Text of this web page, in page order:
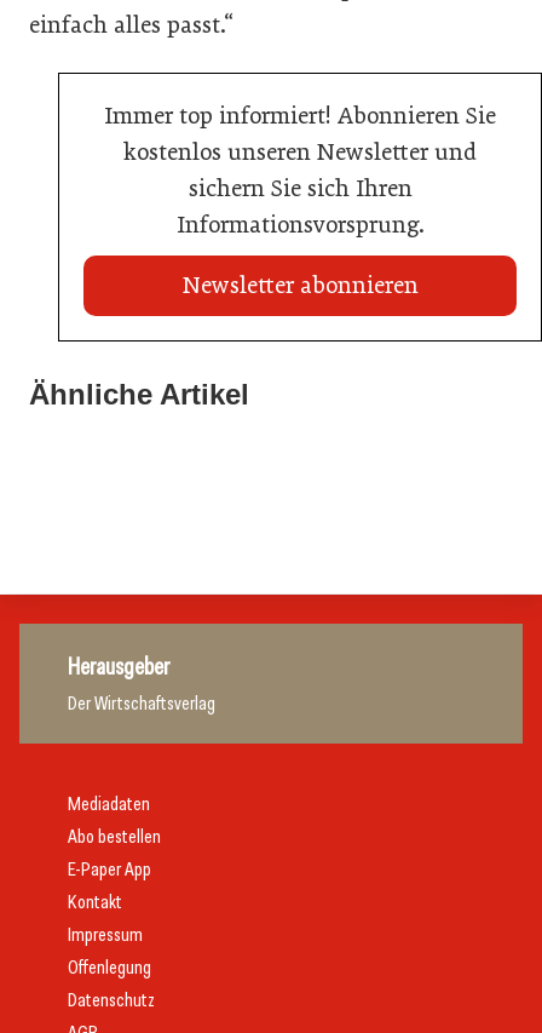
einfach alles passt.“
Immer top informiert! Abonnieren Sie
kostenlos unseren Newsletter und
sichern Sie sich Ihren
Informationsvorsprung.
Newsletter abonnieren
Ähnliche Artikel
Travel Start-up Night 2026: Beste Tourismus-Idee
Herausgeber
Der Wirtschaftsverlag
Mediadaten
Abo bestellen
E-Paper App
Kontakt
Impressum
Offenlegung
Datenschutz